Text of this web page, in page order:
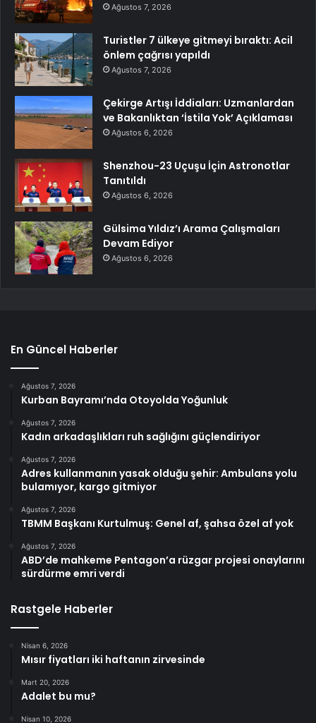
Ağustos 7, 2026
Turistler 7 ülkeye gitmeyi bıraktı: Acil
önlem çağrısı yapıldı
Ağustos 7, 2026
Çekirge Artışı İddiaları: Uzmanlardan
ve Bakanlıktan ‘İstila Yok’ Açıklaması
Ağustos 6, 2026
Shenzhou-23 Uçuşu İçin Astronotlar
Tanıtıldı
Ağustos 6, 2026
Gülsima Yıldız’ı Arama Çalışmaları
Devam Ediyor
Ağustos 6, 2026
En Güncel Haberler
Ağustos 7, 2026
Kurban Bayramı’nda Otoyolda Yoğunluk
Ağustos 7, 2026
Kadın arkadaşlıkları ruh sağlığını güçlendiriyor
Ağustos 7, 2026
Adres kullanmanın yasak olduğu şehir: Ambulans yolu
bulamıyor, kargo gitmiyor
Ağustos 7, 2026
TBMM Başkanı Kurtulmuş: Genel af, şahsa özel af yok
Ağustos 7, 2026
ABD’de mahkeme Pentagon’a rüzgar projesi onaylarını
sürdürme emri verdi
Rastgele Haberler
Nisan 6, 2026
Mısır fiyatları iki haftanın zirvesinde
Mart 20, 2026
Adalet bu mu?
Nisan 10, 2026